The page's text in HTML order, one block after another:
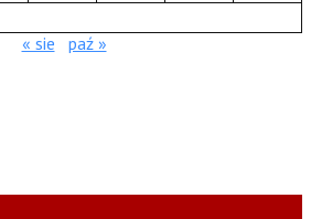
« sie
paź »